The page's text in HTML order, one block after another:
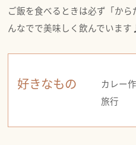
ご飯を食べるときは必ず「か
んなでで美味しく飲んでいます
好きなもの
カレー
旅行